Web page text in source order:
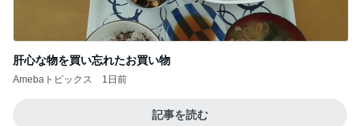
肝心な物を買い忘れたお買い物
Amebaトピックス 1日前
記事を読む